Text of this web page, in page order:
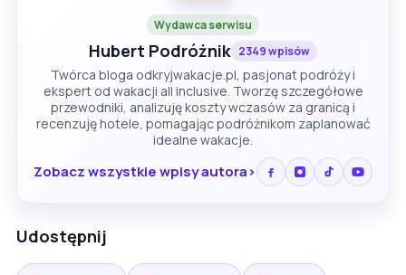
Wydawca serwisu
Hubert Podróżnik 2349 wpisów
Twórca bloga odkryjwakacje.pl, pasjonat podróży i
ekspert od wakacji all inclusive. Tworzę szczegółowe
przewodniki, analizuję koszty wczasów za granicą i
recenzuję hotele, pomagając podróżnikom zaplanować
idealne wakacje.
Zobacz wszystkie wpisy autora
Udostępnij